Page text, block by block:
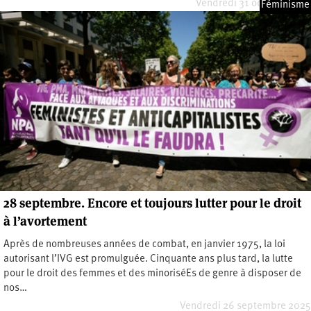
Vendredi 31 octobre 2025
Féminisme
28 septembre. Encore et toujours lutter pour le droit
à l’avortement
Après de nombreuses années de combat, en janvier 1975, la loi
autorisant l’IVG est promulguée. Cinquante ans plus tard, la lutte
pour le droit des femmes et des minoriséEs de genre à disposer de
nos…
Vendredi 26 septembre 2025